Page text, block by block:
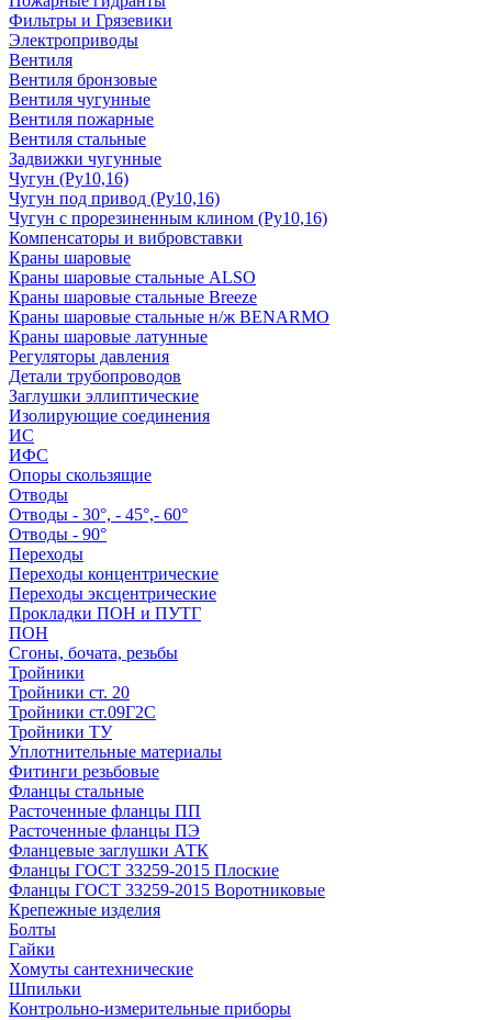
Фильтры и Грязевики
Электроприводы
Вентиля
Вентиля бронзовые
Вентиля чугунные
Вентиля пожарные
Вентиля стальные
Задвижки чугунные
Чугун (Ру10,16)
Чугун под привод (Ру10,16)
Чугун с прорезиненным клином (Ру10,16)
Компенсаторы и вибровставки
Краны шаровые
Краны шаровые стальные ALSO
Краны шаровые стальные Breeze
Краны шаровые стальные н/ж BENARMO
Краны шаровые латунные
Регуляторы давления
Детали трубопроводов
Заглушки эллиптические
Изолирующие соединения
ИС
ИФС
Опоры скользящие
Отводы
Отводы - 30°, - 45°,- 60°
Отводы - 90°
Переходы
Переходы концентрические
Переходы эксцентрические
Прокладки ПОН и ПУТГ
ПОН
Сгоны, бочата, резьбы
Тройники
Тройники ст. 20
Тройники ст.09Г2С
Тройники ТУ
Уплотнительные материалы
Фитинги резьбовые
Фланцы стальные
Расточенные фланцы ПП
Расточенные фланцы ПЭ
Фланцевые заглушки АТК
Фланцы ГОСТ 33259-2015 Плоские
Фланцы ГОСТ 33259-2015 Воротниковые
Крепежные изделия
Болты
Гайки
Хомуты сантехнические
Шпильки
Контрольно-измерительные приборы